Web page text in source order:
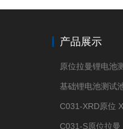
产品展示